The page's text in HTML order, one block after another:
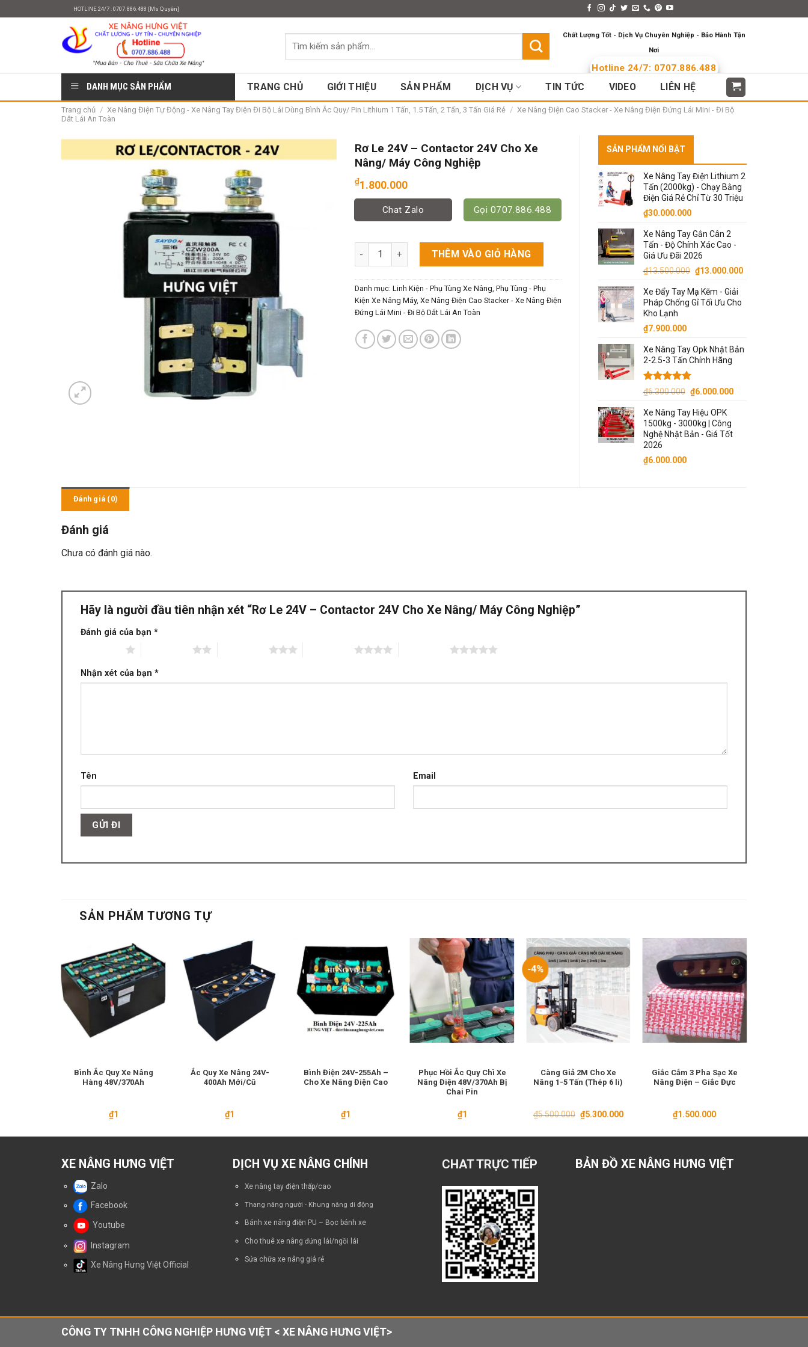
HOTLINE 24/7 : 0707.886.488 [Ms Quyên]
Tìm
Chất Lượng Tốt - Dịch Vụ Chuyên Nghiệp - Bảo Hành Tận
Nơi
Hotline 24/7: 0707.886.488
DANH MỤC SẢN PHẨM
TRANG CHỦ GIỚI THIỆU SẢN PHẨM DỊCH VỤ TIN TỨC VIDEO LIÊN HỆ
Trang chủ / Xe Nâng Điện Tự Động - Xe Nâng Tay Điện Đi Bộ Lái Dùng Bình Ắc Quy/ Pin Lithium 1 Tấn, 1.5 Tấn, 2 Tấn, 3 Tấn Giá Rẻ / Xe Nâng Điện Cao Stacker - Xe Nâng Điện Đứng Lái Mini - Đi Bộ
Dắt Lái An Toàn
Rơ Le 24V – Contactor 24V Cho Xe
Nâng/ Máy Công Nghiệp
₫1.800.000
Chat Zalo Gọi 0707.886.488
Rơ Le 24V - Contactor 24V Cho Xe Nâng/ Máy Công Nghiệp số lượng
THÊM VÀO GIỎ HÀNG
Danh mục: Linh Kiện - Phụ Tùng Xe Nâng Phụ Tùng - Phụ
Kiện Xe Nâng Máy, Xe Nâng Điện Cao Stacker - Xe Nâng Điện
Đứng Lái Mini - Đi Bộ Dắt Lái An Toàn
SẢN PHẨM NỔI BẬT
Xe Nâng Tay Điện Lithium 2
Tấn (2000kg) - Chạy Bằng
Điện Giá Rẻ Chỉ Từ 30 Triệu
₫30.000.000
Xe Nâng Tay Gắn Cân 2
Tấn - Độ Chính Xác Cao -
Giá Ưu Đãi 2026
₫13.500.000 Giá
là:
₫13.500.000.
₫13.000.000Giá
Xe Đẩy Tay Mạ Kẽm - Giải
Pháp Chống Gỉ Tối Ưu Cho
Kho Lạnh
₫7.900.000
Xe Nâng Tay Opk Nhật Bản
2-2.5-3 Tấn Chính Hãng
Được xếp
5 sao
₫6.300.000 Giá
là:
₫6.300.000.
₫6.000.000Giá
₫6.000.000.
Xe Nâng Tay Hiệu OPK
1500kg - 3000kg | Công
Nghệ Nhật Bản - Giá Tốt
2026
₫6.000.000
Đánh giá (0)
Đánh giá
Chưa có đánh giá nào.
Hãy là người đầu tiên nhận xét “Rơ Le 24V – Contactor 24V Cho Xe Nâng/ Máy Công Nghiệp”
Đánh giá của bạn *
Nhận xét của bạn *
Tên Email
SẢN PHẨM TƯƠNG TỰ
Bình Ắc Quy Xe Nâng
Hàng 48V/370Ah
₫1
Ắc Quy Xe Nâng 24V-
400Ah Mới/Cũ
₫1
Bình Điện 24V-255Ah –
Cho Xe Nâng Điện Cao
₫1
Phục Hồi Ắc Quy Chì Xe
Nâng Điện 48V/370Ah Bị
Chai Pin
₫1
-4%
Càng Giả 2M Cho Xe
Nâng 1-5 Tấn (Thép 6 li)
₫5.500.000 Giá
gốc
₫5.500.000.
₫5.300.000Giá
là:
Giắc Cắm 3 Pha Sạc Xe
Nâng Điện – Giắc Đực
₫1.500.000
XE NÂNG HƯNG VIỆT
Zalo
Facebook
Youtube
Instagram
Xe Nâng Hưng Việt Official
DỊCH VỤ XE NÂNG CHÍNH
Xe nâng tay điện thấp/cao
Thang nâng người - Khung nâng di động
Bánh xe nâng điện PU – Bọc bánh xe
Cho thuê xe nâng đứng lái/ngồi lái
Sửa chữa xe nâng giá rẻ
CHAT TRỰC TIẾP BẢN ĐỒ XE NÂNG HƯNG VIỆT
CÔNG TY TNHH CÔNG NGHIỆP HƯNG VIỆT < XE NÂNG HƯNG VIỆT>